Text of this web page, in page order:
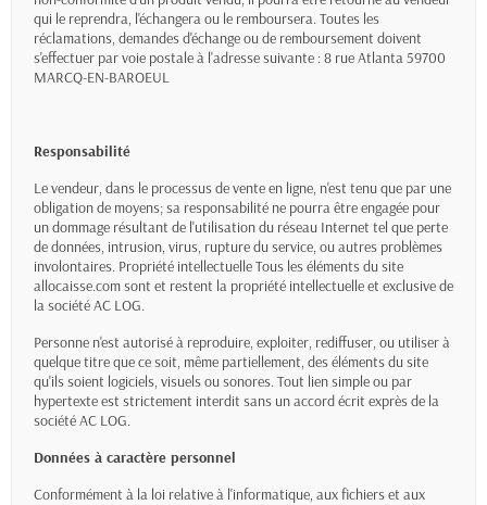
qui le reprendra, l'échangera ou le remboursera. Toutes les
réclamations, demandes d'échange ou de remboursement doivent
s'effectuer par voie postale à l'adresse suivante : 8 rue Atlanta 59700
MARCQ-EN-BAROEUL
Responsabilité
Le vendeur, dans le processus de vente en ligne, n'est tenu que par une
obligation de moyens; sa responsabilité ne pourra être engagée pour
un dommage résultant de l'utilisation du réseau Internet tel que perte
de données, intrusion, virus, rupture du service, ou autres problèmes
involontaires. Propriété intellectuelle Tous les éléments du site
allocaisse.com sont et restent la propriété intellectuelle et exclusive de
la société AC LOG.
Personne n'est autorisé à reproduire, exploiter, rediffuser, ou utiliser à
quelque titre que ce soit, même partiellement, des éléments du site
qu'ils soient logiciels, visuels ou sonores. Tout lien simple ou par
hypertexte est strictement interdit sans un accord écrit exprès de la
société AC LOG.
Données à caractère personnel
Conformément à la loi relative à l'informatique, aux fichiers et aux